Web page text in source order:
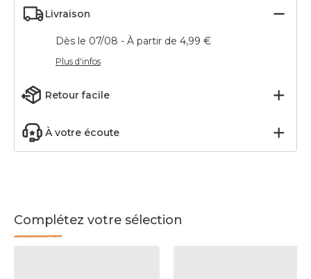
Livraison
Dès le 07/08 - À partir de 4,99 €
Plus d'infos
Retour facile
À votre écoute
Complétez votre sélection